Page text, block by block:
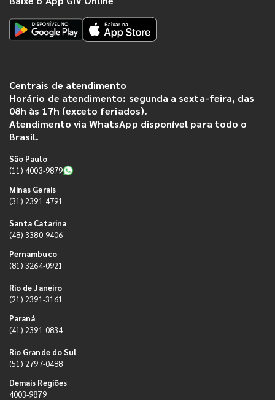
Centrais de atendimento
Horário de atendimento: segunda a sexta-feira, das
08h às 17h (exceto feriados).
Atendimento via WhatsApp disponível para todo o
Brasil.
São Paulo
(11) 4003-9879
Minas Gerais
(31) 2391-4791
Santa Catarina
(48) 3380-9406
Pernambuco
(81) 3264-0921
Rio de Janeiro
(21) 2391-3161
Paraná
(41) 2391-0834
Rio Grande do Sul
(51) 2797-0488
Demais Regiões
4003-9879